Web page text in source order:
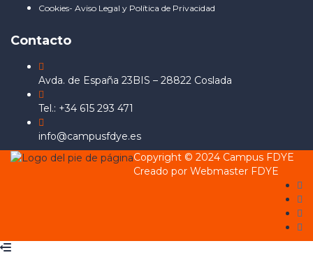
Cookies- Aviso Legal y Política de Privacidad
Contacto
Avda. de España 23BIS – 28822 Coslada
Tel.: +34 615 293 471
info@campusfdye.es
Copyright © 2024 Campus FDYE
Creado por Webmaster FDYE